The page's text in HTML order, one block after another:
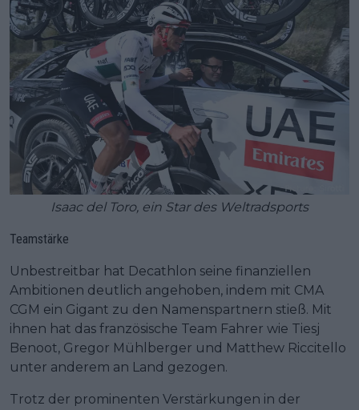
Isaac del Toro, ein Star des Weltradsports
Teamstärke
Unbestreitbar hat Decathlon seine finanziellen
Ambitionen deutlich angehoben, indem mit CMA
CGM ein Gigant zu den Namenspartnern stieß. Mit
ihnen hat das französische Team Fahrer wie Tiesj
Benoot, Gregor Mühlberger und Matthew Riccitello
unter anderem an Land gezogen.
Trotz der prominenten Verstärkungen in der